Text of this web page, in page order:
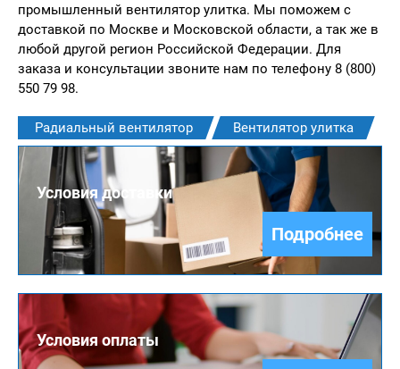
промышленный вентилятор улитка. Мы поможем с
доставкой по Москве и Московской области, а так же в
любой другой регион Российской Федерации. Для
заказа и консультации звоните нам по телефону 8 (800)
550 79 98.
Радиальный вентилятор Вентилятор улитка
Условия доставки
Подробнее
Условия оплаты